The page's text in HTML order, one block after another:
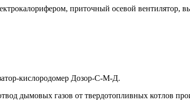
приточный осевой вентилятор,
кислородомер Дозор-С-М-Д.
дымовых газов от твердотопливных котлов